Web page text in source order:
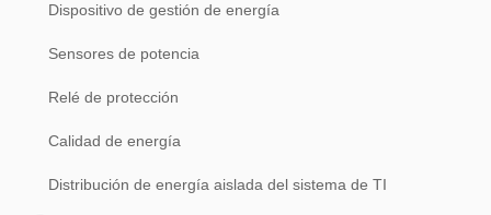
Dispositivo de gestión de energía
Sensores de potencia
Relé de protección
Calidad de energía
Distribución de energía aislada del sistema de TI